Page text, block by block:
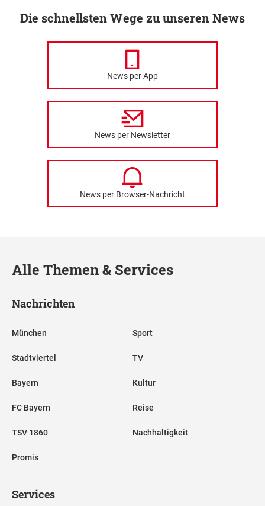
Die schnellsten Wege zu unseren News
News per App
News per Newsletter
News per Browser-Nachricht
Alle Themen & Services
Nachrichten
München
Stadtviertel
Bayern
FC Bayern
TSV 1860
Promis
Sport
TV
Kultur
Reise
Nachhaltigkeit
Services